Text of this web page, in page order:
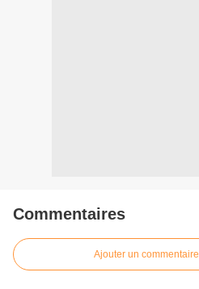
Commentaires
Ajouter un commentaire